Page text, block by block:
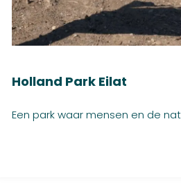
Holland Park Eilat
Een park waar mensen en de